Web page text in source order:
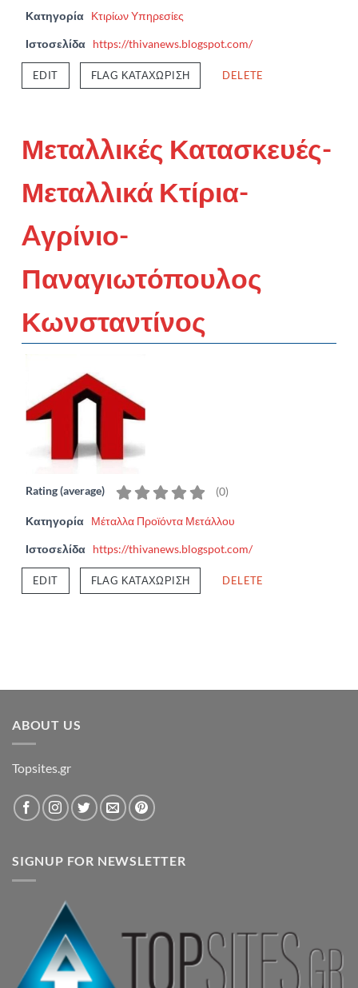
Κατηγορία Κτιρίων Υπηρεσίες
Ιστοσελίδα https://thivanews.blogspot.com/
EDIT FLAG ΚΑΤΑΧΏΡΙΣΗ DELETE
Μεταλλικές Κατασκευές-
Μεταλλικά Κτίρια-
Aγρίνιο-
Παναγιωτόπουλος
Κωνσταντίνος
Rating (average) (0)
Κατηγορία Μέταλλα Προϊόντα Μετάλλου
Ιστοσελίδα https://thivanews.blogspot.com/
EDIT FLAG ΚΑΤΑΧΏΡΙΣΗ DELETE
ABOUT US
Topsites.gr
SIGNUP FOR NEWSLETTER